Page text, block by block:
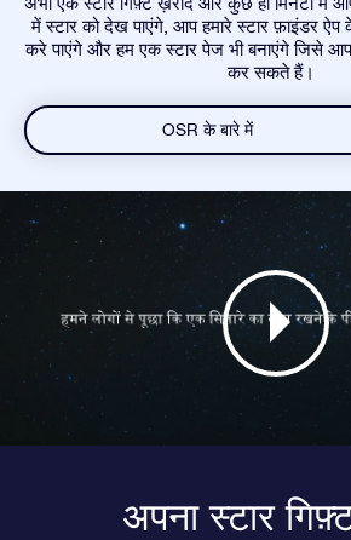
में स्टार को देख पाएंगे, आप हमारे स्टार फ़ाइंडर
करे पाएंगे और हम एक स्टार पेज भी बनाएंगे जिसे
कर सकते हैं।
OSR के बारे में
अपना स्टार